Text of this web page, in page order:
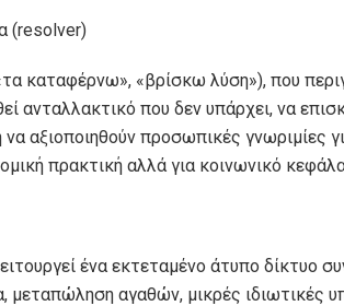
(resolver)
καταφέρνω», «βρίσκω λύση»), που
ανταλλακτικό που δεν υπάρχει, να
αξιοποιηθούν προσωπικές γνωριμίες
πρακτική αλλά για κοινωνικό
ένα εκτεταμένο άτυπο δίκτυο
αγαθών, μικρές ιδιωτικές